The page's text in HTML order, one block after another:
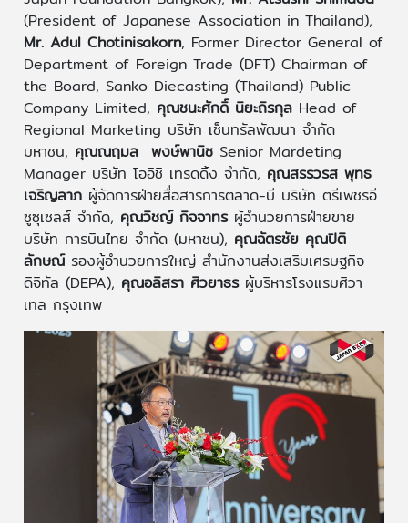
(President of Japanese Association in Thailand),
Mr. Adul Chotinisakorn, Former Director General of
Department of Foreign Trade (DFT) Chairman of
the Board, Sanko Diecasting (Thailand) Public
Company Limited, คุณชนะศักดิ์ นิยะถิรกุลHead of
Regional Marketing บริษัท เซ็นทรัลพัฒนา จำกัด
มหาชน, คุณณฤมล พงษ์พานิชSenior Mardeting
Manager บริษัท โออิชิ เทรดดิ้ง จำกัด, คุณสรรวรส พุทธ
เจริญลาภผู้จัดการฝ่ายสื่อสารการตลาด-บี บริษัท ตรีเพชรอี
ซูซุเซลส์ จำกัด, คุณวิชญ์ กิจจาทรผู้อำนวยการฝ่ายขาย
บริษัท การบินไทย จำกัด (มหาชน), คุณฉัตรชัย คุณปิติ
ลักษณ์รองผู้อำนวยการใหญ่ สำนักงานส่งเสริมเศรษฐกิจ
ดิจิทัล (DEPA), คุณอลิสรา ศิวยาธรผู้บริหารโรงแรมศิวา
เทล กรุงเทพ